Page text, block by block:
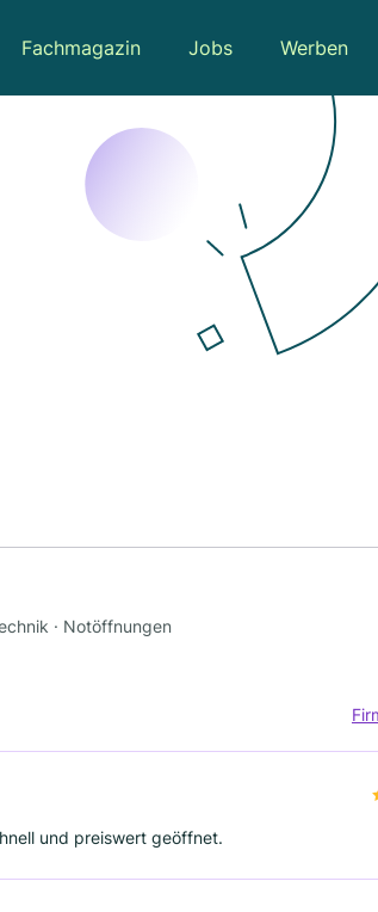
Fachmagazin Jobs Werben
· Notöffnungen
und preiswert geöffnet.